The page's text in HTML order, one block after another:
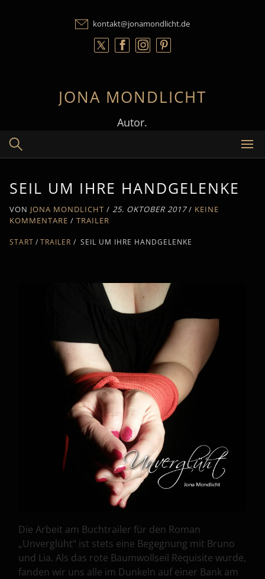
kontakt@jonamondlicht.de
JONA MONDLICHT
Autor.
SEIL UM IHRE HANDGELENKE
VON JONA MONDLICHT / 25. OKTOBER 2017/ KEINE
KOMMENTARE / TRAILER
START TRAILER / SEIL UM IHRE HANDGELENKE
Die Arbeit am Buchtrailer für den Roman
„Unverglüht“ ist stets eine Begegnung mit Bruno
und Lia. Als das rote Baumwollseil Requisite wurde,
fanden wir uns alle im Dunkeln auf einer Bank am